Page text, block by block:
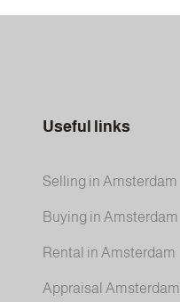
Useful links
Selling in Amsterdam
Buying in Amsterdam
Rental in Amsterdam
Appraisal Amsterdam